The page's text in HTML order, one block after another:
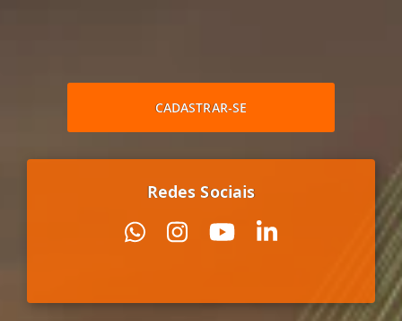
CADASTRAR-SE
Redes Sociais